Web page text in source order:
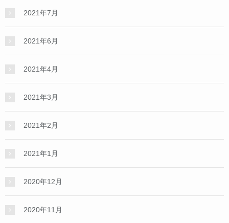
2021年7月
2021年6月
2021年4月
2021年3月
2021年2月
2021年1月
2020年12月
2020年11月